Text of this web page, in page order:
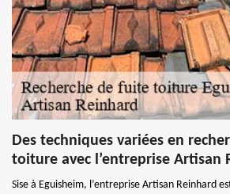
Des techniques variées en
toiture avec l’entreprise Artisan
Sise à Eguisheim, l’entreprise Artisan Reinhard